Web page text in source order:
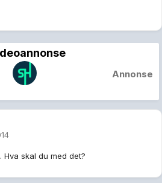
Annonse
skal du med det?